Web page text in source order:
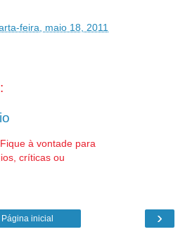
feira, maio 18, 2011
à vontade para
críticas ou
›
Página inicial